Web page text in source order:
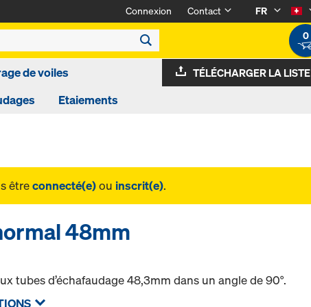
Connexion Contact
FR
0
de voiles
Etaiements
TÉLÉCHARGER LA LISTE
êtreconnecté(e)ou inscrit(e).
48mm
tubes d’échafaudage 48,3mm dans un angle de 90°.